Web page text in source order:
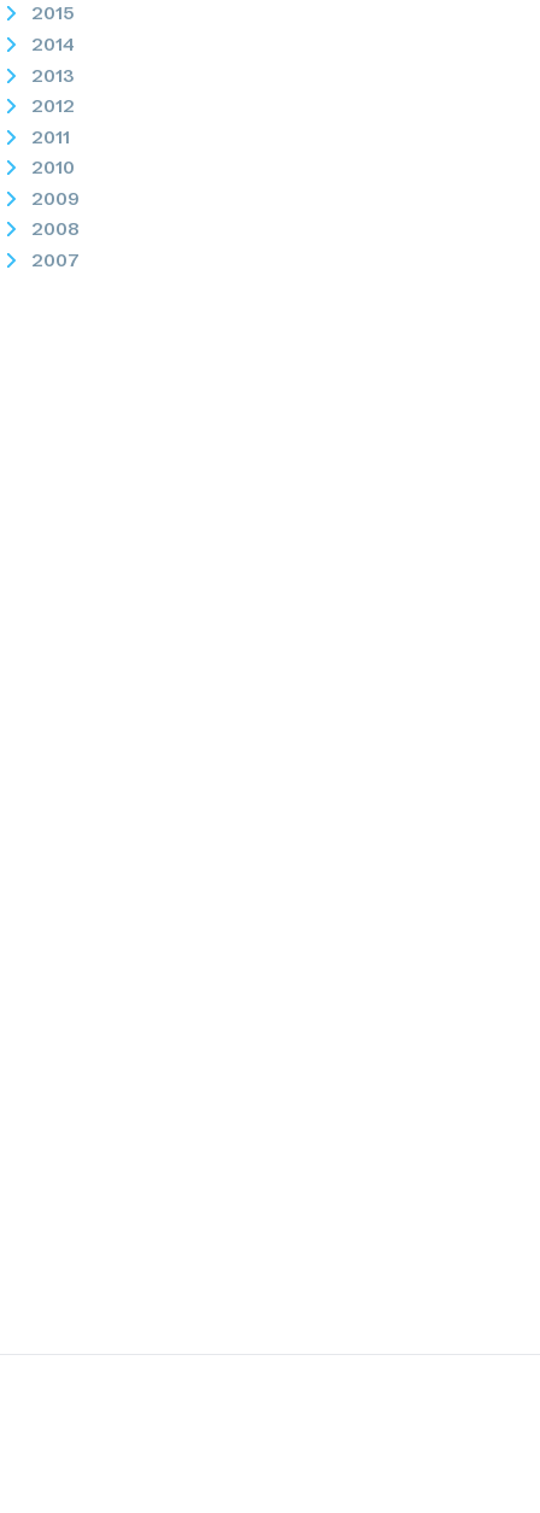
2015
2014
2013
2012
2011
2010
2009
2008
2007